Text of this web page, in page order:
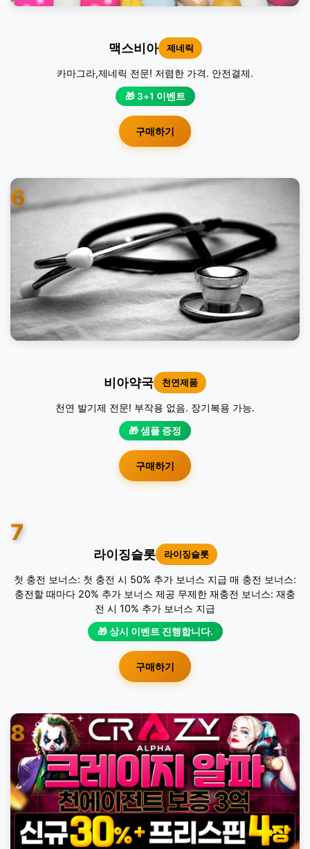
맥스비아 제네릭
카마그라,제네릭 전문! 저렴한 가격. 안전결제.
🎁 3+1 이벤트
구매하기
6
비아약국 천연제품
천연 발기제 전문! 부작용 없음. 장기복용 가능.
🎁 샘플 증정
구매하기
7
라이징슬롯 라이징슬롯
첫 충전 보너스: 첫 충전 시 50% 추가 보너스 지급 매 충전 보너스:
충전할 때마다 20% 추가 보너스 제공 무제한 재충전 보너스: 재충
전 시 10% 추가 보너스 지급
🎁 상시 이벤트 진행합니다.
구매하기
8